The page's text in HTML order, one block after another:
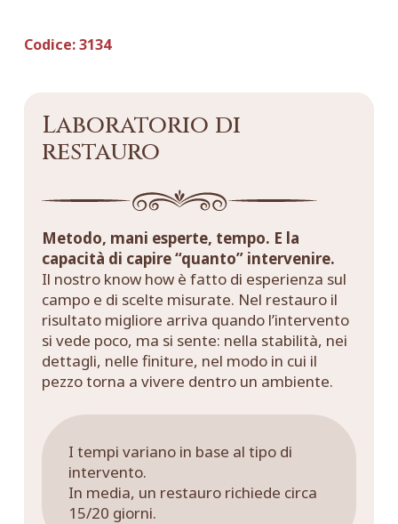
Codice:3134
Laboratorio di
restauro
Metodo, mani esperte, tempo. E la
capacità di capire “quanto” intervenire.
Il nostro know how è fatto di esperienza sul
campo e di scelte misurate. Nel restauro il
risultato migliore arriva quando l’intervento
si vede poco, ma si sente: nella stabilità, nei
dettagli, nelle finiture, nel modo in cui il
pezzo torna a vivere dentro un ambiente.
I tempi variano in base al tipo di
intervento.
In media, un restauro richiede circa
15/20 giorni.